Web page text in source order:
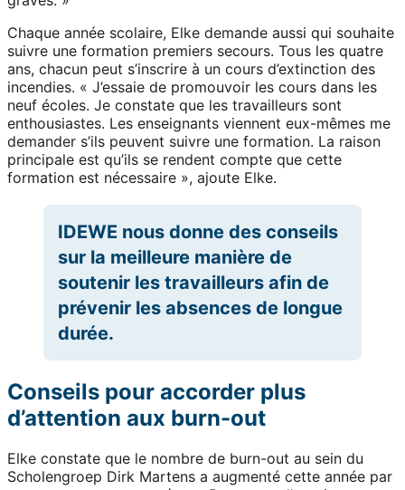
Chaque année scolaire, Elke demande aussi qui souhaite
suivre une formation premiers secours. Tous les quatre
ans, chacun peut s’inscrire à un cours d’extinction des
incendies. « J’essaie de promouvoir les cours dans les
neuf écoles. Je constate que les travailleurs sont
enthousiastes. Les enseignants viennent eux-mêmes me
demander s’ils peuvent suivre une formation. La raison
principale est qu’ils se rendent compte que cette
formation est nécessaire », ajoute Elke.
IDEWE nous donne des conseils
sur la meilleure manière de
soutenir les travailleurs afin de
prévenir les absences de longue
durée.
Conseils pour accorder plus
d’attention aux burn-out
Elke constate que le nombre de burn-out au sein du
Scholengroep Dirk Martens a augmenté cette année par